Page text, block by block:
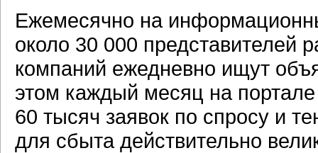
Ежемесячно на
около 30 000 представителей
компаний ежедневно ищут
этом каждый месяц на
60 тысяч заявок по спросу и
для сбыта действительно